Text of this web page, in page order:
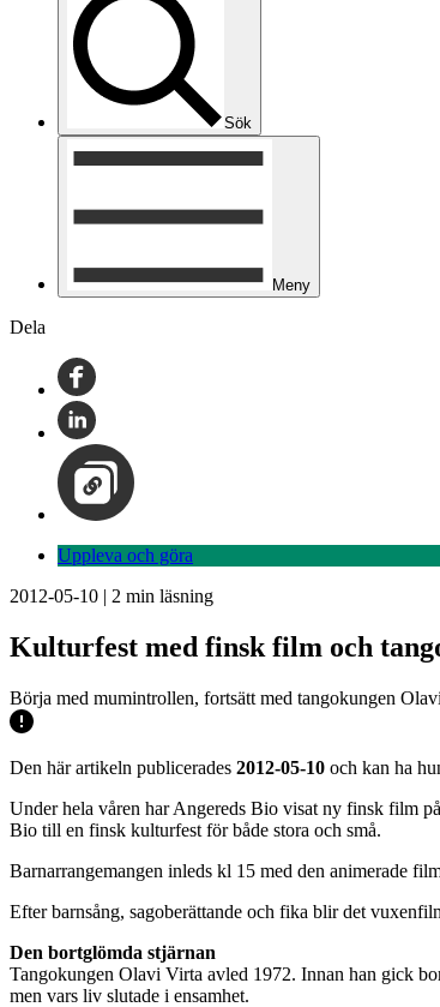
Sök
Meny
Dela
Uppleva och göra
2012-05-10 | 2 min läsning
Kulturfest med finsk film och
Börja med mumintrollen, fortsätt med tangokungen
Den här artikeln publicerades 2012-05-10 och kan ha
Under hela våren har Angereds Bio visat ny finsk film
Bio till en finsk kulturfest för både stora och små.
Barnarrangemangen inleds kl 15 med den animerade
Efter barnsång, sagoberättande och fika blir det
Den bortglömda stjärnan
Tangokungen Olavi Virta avled 1972. Innan han gick
men vars liv slutade i ensamhet.